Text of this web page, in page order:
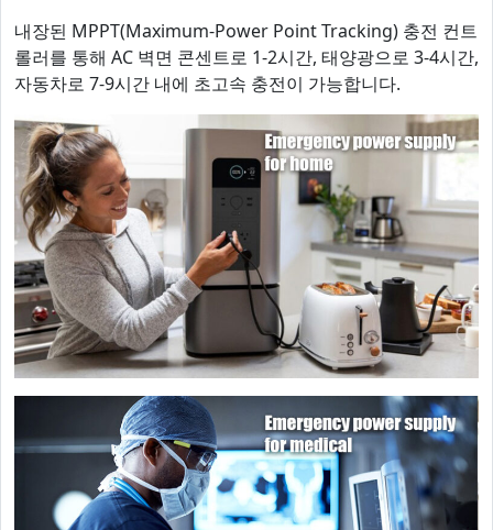
내장된 MPPT(Maximum-Power Point Tracking) 충전 컨트
롤러를 통해 AC 벽면 콘센트로 1-2시간, 태양광으로 3-4시간,
자동차로 7-9시간 내에 초고속 충전이 가능합니다.